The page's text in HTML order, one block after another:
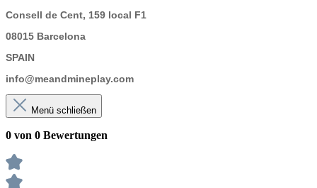
Consell de Cent, 159 local F1
08015 Barcelona
SPAIN
info@meandmineplay.com
Menü schließen
0 von 0 Bewertungen